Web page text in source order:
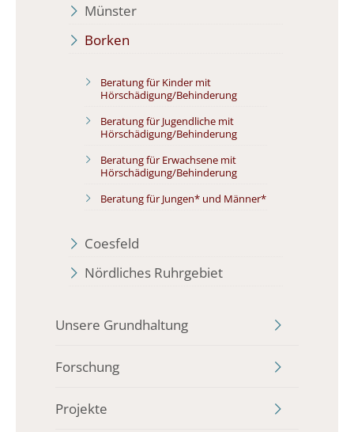
Münster
Borken
Beratung für Kinder mit
Hörschädigung/Behinderung
Beratung für Jugendliche mit
Hörschädigung/Behinderung
Beratung für Erwachsene mit
Hörschädigung/Behinderung
Beratung für Jungen* und Männer*
Coesfeld
Nördliches Ruhrgebiet
Unsere Grundhaltung
Forschung
Projekte